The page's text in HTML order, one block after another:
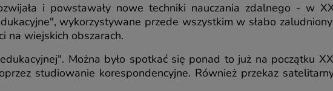
i powstawały nowe techniki nauczania zdalnego - w
wykorzystywane przede wszystkim w słabo
na wiejskich obszarach.
Można było spotkać się ponad to już na początku
studiowanie korespondencyjne. Również przekaz